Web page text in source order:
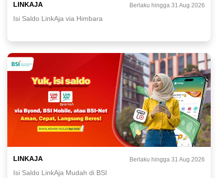
LINKAJA Berlaku hingga 31 Aug 2026
Isi Saldo LinkAja via Himbara
LINKAJA Berlaku hingga 31 Aug 2026
Isi Saldo LinkAja Mudah di BSI